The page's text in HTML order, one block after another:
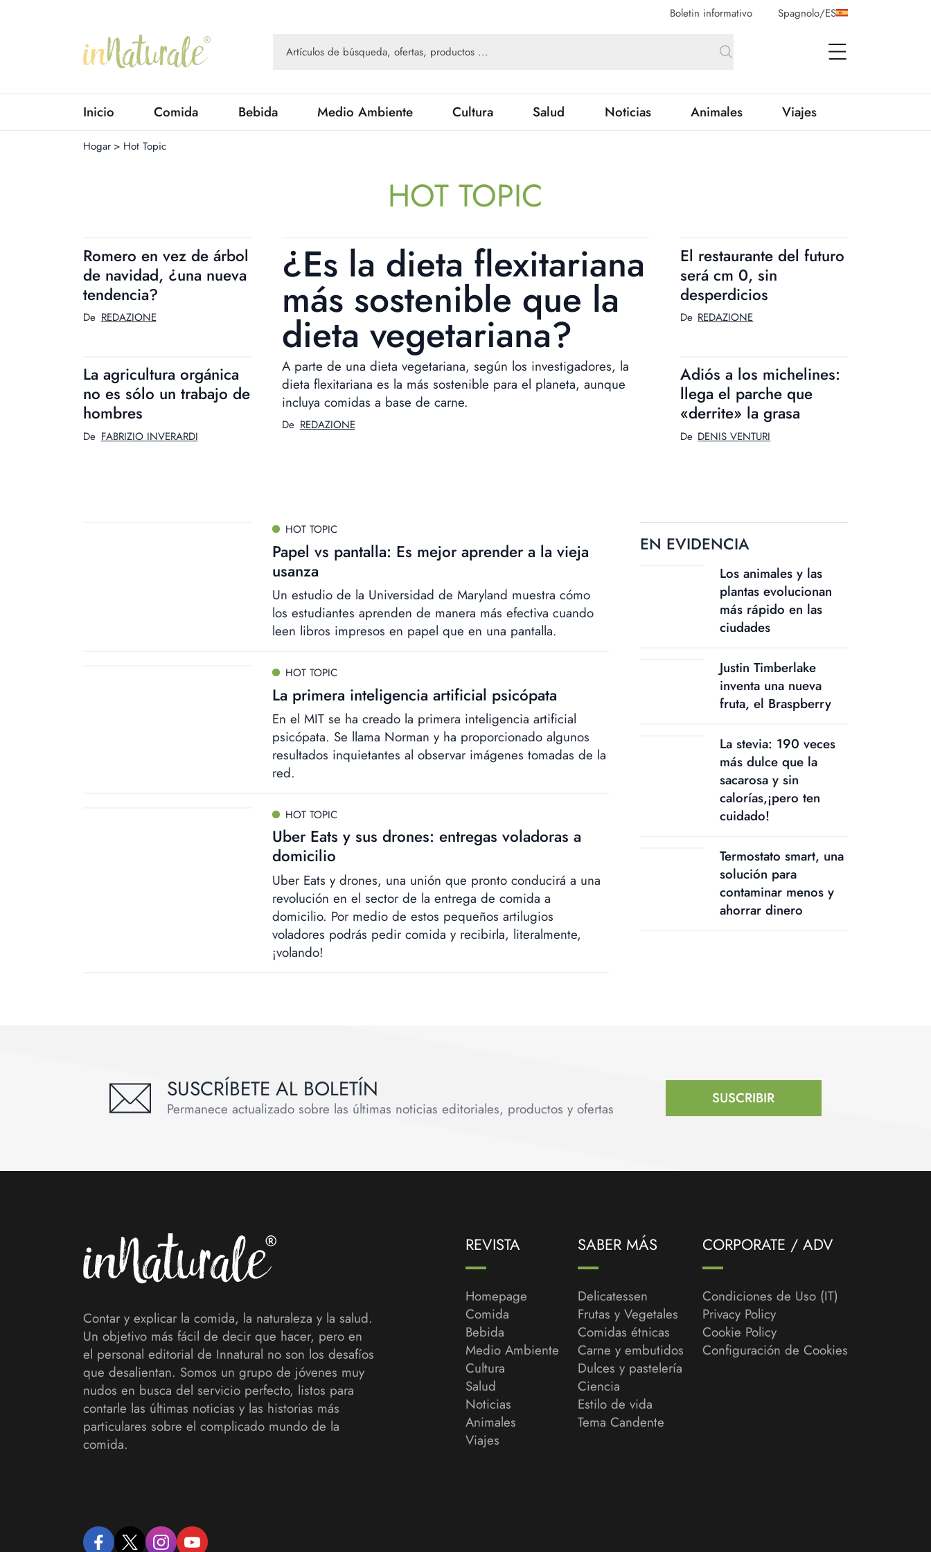
Boletin informativo Spagnolo/ES
open Menu
Inicio Comida Bebida Medio Ambiente Cultura Salud Noticias Animales Viajes
Hogar > Hot Topic
HOT TOPIC
¿Es la dieta flexitariana
más sostenible que la
dieta vegetariana?
A parte de una dieta vegetariana, según los investigadores, la
dieta flexitariana es la más sostenible para el planeta, aunque
incluya comidas a base de carne.
De REDAZIONE
Romero en vez de árbol
de navidad, ¿una nueva
tendencia?
De REDAZIONE
La agricultura orgánica
no es sólo un trabajo de
hombres
De FABRIZIO INVERARDI
El restaurante del futuro
será cm 0, sin
desperdicios
De REDAZIONE
Adiós a los michelines:
llega el parche que
«derrite» la grasa
De DENIS VENTURI
HOT TOPIC
Papel vs pantalla: Es mejor aprender a la vieja
usanza
Un estudio de la Universidad de Maryland muestra cómo
los estudiantes aprenden de manera más efectiva cuando
leen libros impresos en papel que en una pantalla.
HOT TOPIC
La primera inteligencia artificial psicópata
En el MIT se ha creado la primera inteligencia artificial
psicópata. Se llama Norman y ha proporcionado algunos
resultados inquietantes al observar imágenes tomadas de la
red.
HOT TOPIC
Uber Eats y sus drones: entregas voladoras a
domicilio
Uber Eats y drones, una unión que pronto conducirá a una
revolución en el sector de la entrega de comida a
domicilio. Por medio de estos pequeños artilugios
voladores podrás pedir comida y recibirla, literalmente,
¡volando!
EN EVIDENCIA
Los animales y las
plantas evolucionan
más rápido en las
ciudades
Justin Timberlake
inventa una nueva
fruta, el Braspberry
La stevia: 190 veces
más dulce que la
sacarosa y sin
calorías,¡pero ten
cuidado!
Termostato smart, una
solución para
contaminar menos y
ahorrar dinero
SUSCRÍBETE AL BOLETÍN
Permanece actualizado sobre las últimas noticias editoriales, productos y ofertas
SUSCRIBIR
Contar y explicar la comida, la naturaleza y la salud.
Un objetivo más fácil de decir que hacer, pero en
el personal editorial de Innatural no son los desafíos
que desalientan. Somos un grupo de jóvenes muy
nudos en busca del servicio perfecto, listos para
contarle las últimas noticias y las historias más
particulares sobre el complicado mundo de la
comida.
facebooktwitter instagramyoutube
REVISTA
Homepage
Comida
Bebida
Medio Ambiente
Cultura
Salud
Noticias
Animales
Viajes
SABER MÁS
Delicatessen
Frutas y Vegetales
Comidas étnicas
Carne y embutidos
Dulces y pastelería
Ciencia
Estilo de vida
Tema Candente
CORPORATE / ADV
Condiciones de Uso (IT)
Privacy Policy
Cookie Policy
Configuración de Cookies